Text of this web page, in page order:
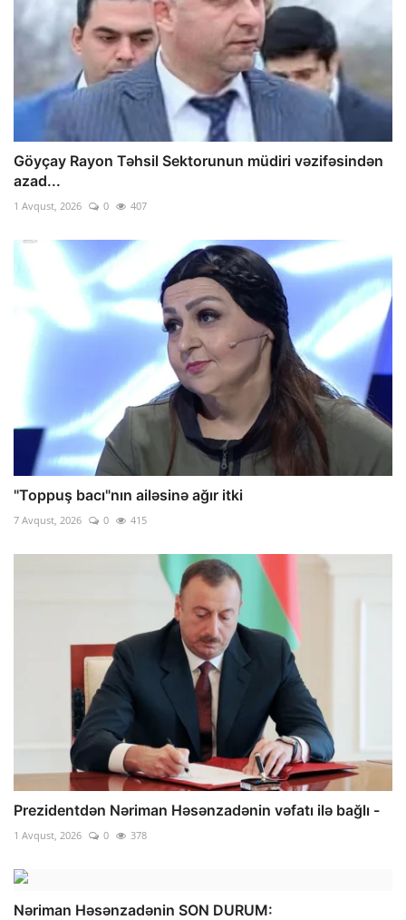
Göyçay Rayon Təhsil Sektorunun müdiri vəzifəsindən
azad...
1 Avqust, 2026 0 407
"Toppuş bacı"nın ailəsinə ağır itki
7 Avqust, 2026 0 415
Prezidentdən Nəriman Həsənzadənin vəfatı ilə bağlı -
1 Avqust, 2026 0 378
Nəriman Həsənzadənin SON DURUM: